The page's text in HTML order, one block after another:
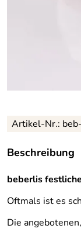
Artikel-Nr.:
Beschreibung
beberlis
Oftmals ist es
Die